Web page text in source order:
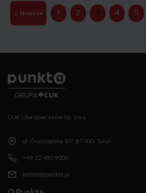
Stronicowanie
wpisów
← Nowsze 1 2 3 4 5
CUK Ubezpieczenia Sp. z o.o.
ul. Grudziądzka 107, 87-100, Toruń
+48 22 490 9000
kontakt@punkta.pl